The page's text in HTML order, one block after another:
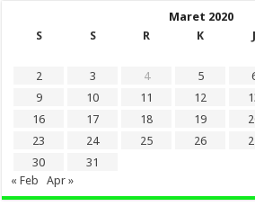
Maret 2020
S
S R K J
2
3 4 5
9
10 11 12
16
17 18 19
23
24 25 26
30
31
« Feb
Apr »